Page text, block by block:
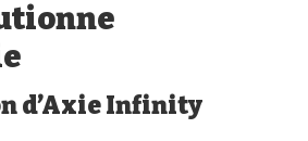
d’Axie Infinity